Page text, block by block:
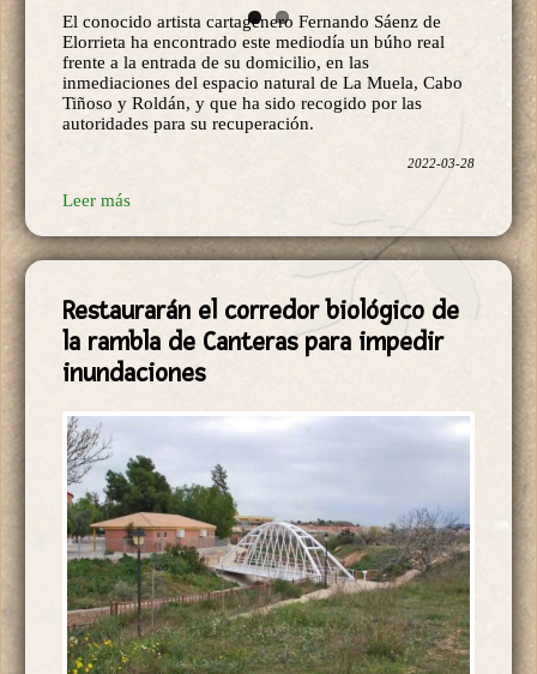
El conocido artista cartagenero Fernando Sáenz de
Elorrieta ha encontrado este mediodía un búho real
frente a la entrada de su domicilio, en las
inmediaciones del espacio natural de La Muela, Cabo
Tiñoso y Roldán, y que ha sido recogido por las
autoridades para su recuperación.
Leer más
Restaurarán el corredor biológico de
la rambla de Canteras para impedir
inundaciones